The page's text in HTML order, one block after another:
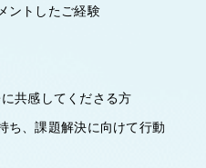
ントしたご経験
共感してくださる方
ち、課題解決に向けて行動